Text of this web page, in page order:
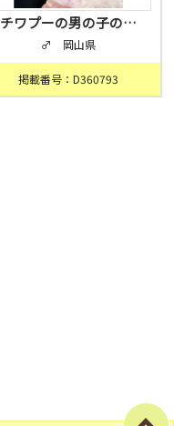
チワプーの男の子の…
♂ 岡山県
掲載番号：D360793